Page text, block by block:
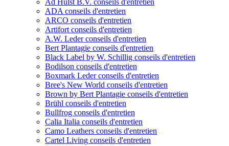
ADA conseils d'entretien
ARCO conseils d'entretien
Artifort conseils d'entretien
A.W. Leder conseils d'entretien
Bert Plantagie conseils d'entretien
Black Label by W. Schillig conseils d'entretien
Bodilson conseils d'entretien
Boxmark Leder conseils d'entretien
Bree's New World conseils d'entretien
Brown by Bert Plantagie conseils d'entretien
Brühl conseils d'entretien
Bullfrog conseils d'entretien
Calia Italia conseils d'entretien
Camo Leathers conseils d'entretien
Cartel Living conseils d'entretien